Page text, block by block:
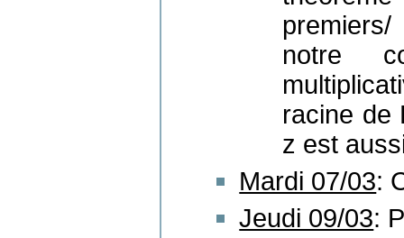
notre
racine de
z est
Mardi 07/03:
Jeudi 09/03: